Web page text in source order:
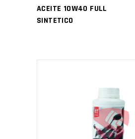
ACEITE 10W40 FULL
SINTETICO
AÑADIR AL CARRITO